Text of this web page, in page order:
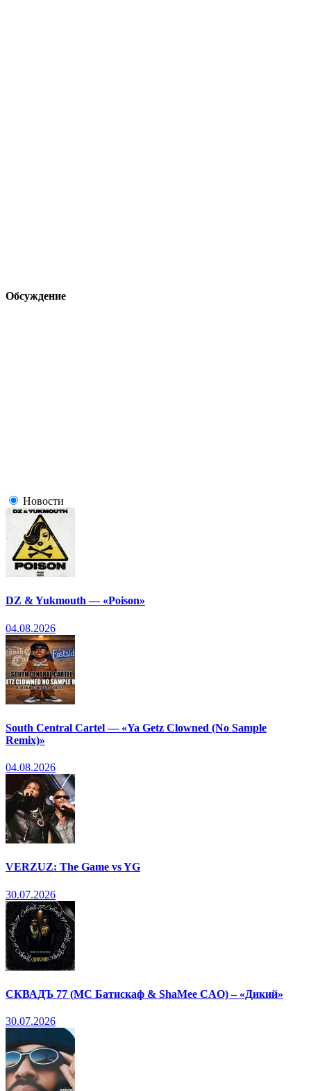
Обсуждение
Новости
DZ & Yukmouth — «Poison»
04.08.2026
South Central Cartel — «Ya Getz Clowned (No Sample
Remix)»
04.08.2026
VERZUZ: The Game vs YG
30.07.2026
СКВАДЪ 77 (МС Батискаф & ShaMee CAO) – «Дикий»
30.07.2026